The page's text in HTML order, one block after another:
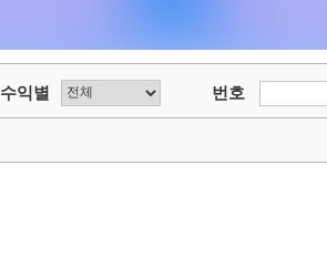
수익별 번호